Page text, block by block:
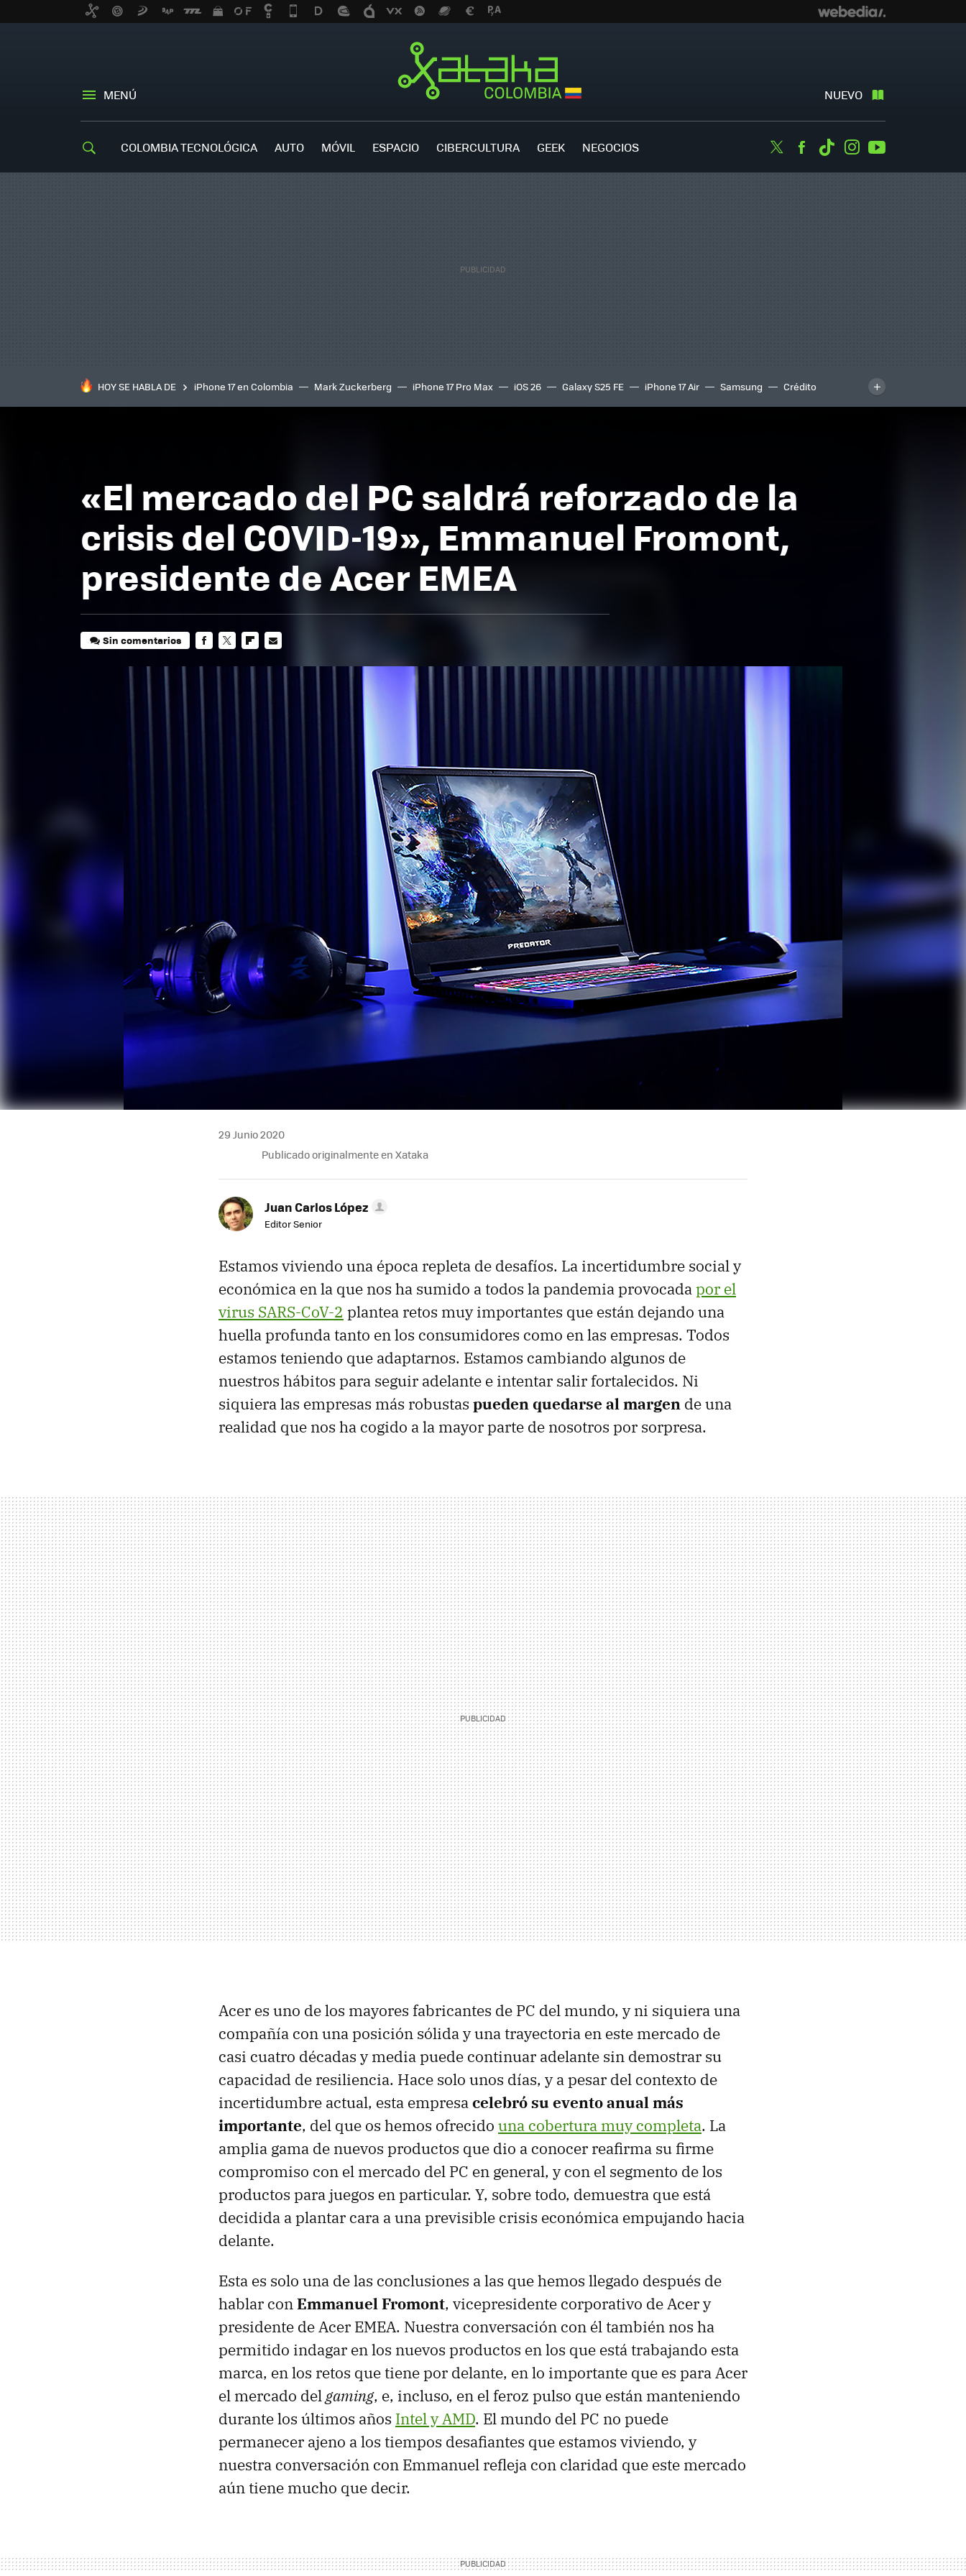
MENÚ NUEVO
COLOMBIA TECNOLÓGICA AUTO MÓVIL ESPACIO CIBERCULTURA GEEK NEGOCIOS TwitterFacebook
TiktokInstagram
HOY SE HABLA DE iPhone 17 en Colombia Mark Zuckerberg iPhone 17 Pro Max iOS 26 Galaxy S25 FE iPhone 17 Air Samsung
Crédito
inteligente
IA TCL C8K
«El mercado del PC saldrá reforzado de la
crisis del COVID-19», Emmanuel Fromont,
presidente de Acer EMEA
Sin comentarios
29 Junio 2020
Publicado originalmente en Xataka
Juan Carlos López
Editor Senior
Estamos viviendo una época repleta de desafíos. La incertidumbre social y
económica en la que nos ha sumido a todos la pandemia provocadapor el
virus SARS-CoV-2 plantea retos muy importantes que están dejando una
huella profunda tanto en los consumidores como en las empresas. Todos
estamos teniendo que adaptarnos. Estamos cambiando algunos de
nuestros hábitos para seguir adelante e intentar salir fortalecidos. Ni
siquiera las empresas más robustas pueden quedarse al margen de una
realidad que nos ha cogido a la mayor parte de nosotros por sorpresa.
Acer es uno de los mayores fabricantes de PC del mundo, y ni siquiera una
compañía con una posición sólida y una trayectoria en este mercado de
casi cuatro décadas y media puede continuar adelante sin demostrar su
capacidad de resiliencia. Hace solo unos días, y a pesar del contexto de
incertidumbre actual, esta empresacelebró su evento anual más
importante, del que os hemos ofrecido una cobertura muy completa. La
amplia gama de nuevos productos que dio a conocer reafirma su firme
compromiso con el mercado del PC en general, y con el segmento de los
productos para juegos en particular. Y, sobre todo, demuestra que está
decidida a plantar cara a una previsible crisis económica empujando hacia
delante.
Esta es solo una de las conclusiones a las que hemos llegado después de
hablar conEmmanuel Fromont, vicepresidente corporativo de Acer y
presidente de Acer EMEA. Nuestra conversación con él también nos ha
permitido indagar en los nuevos productos en los que está trabajando esta
marca, en los retos que tiene por delante, en lo importante que es para Acer
el mercado delgaming, e, incluso, en el feroz pulso que están manteniendo
durante los últimos años Intel y AMD. El mundo del PC no puede
permanecer ajeno a los tiempos desafiantes que estamos viviendo, y
nuestra conversación con Emmanuel refleja con claridad que este mercado
aún tiene mucho que decir.